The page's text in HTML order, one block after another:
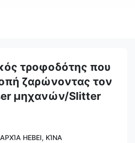
τροφοδότης που
ζαρώνοντας τον
μηχανών/Slitter
HEBEI, ΚΊΝΑ